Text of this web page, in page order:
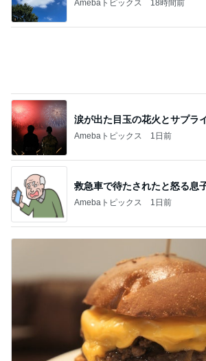
Amebaトピックス 18時間前
涙が出た目玉の花火とサプラ
Amebaトピックス 1日前
救急車で待たされたと怒る息
Amebaトピックス 1日前